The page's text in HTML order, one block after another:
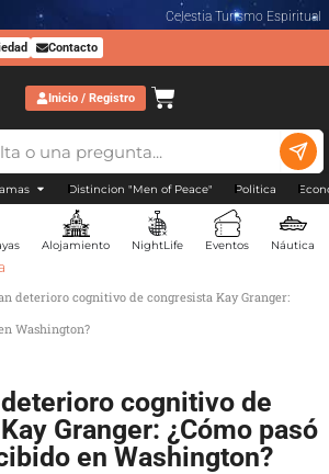
Celestia Turismo Espiritual
Contacto
Inicio / Registro
Distincion "Men of Peace" Politica
Alojamiento NightLife Eventos Náutica
deterioro cognitivo de congresista Kay Granger:
Washington?
cognitivo de
Granger: ¿Cómo pasó
en Washington?